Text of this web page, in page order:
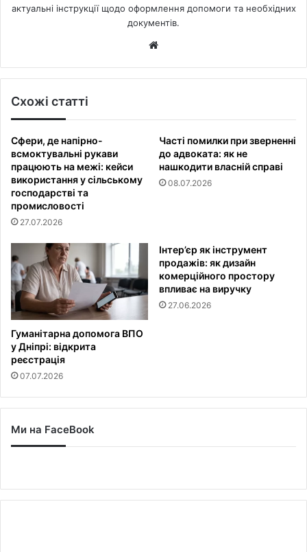
актуальні інструкції щодо оформлення допомоги та необхідних
документів.
Схожі статті
Сфери, де напірно-
всмоктувальні рукави
працюють на межі: кейси
використання у сільському
господарстві та
промисловості
27.07.2026
Часті помилки при зверненні
до адвоката: як не
нашкодити власній справі
08.07.2026
Гуманітарна допомога ВПО
у Дніпрі: відкрита
реєстрація
07.07.2026
Інтер’єр як інструмент
продажів: як дизайн
комерційного простору
впливає на виручку
27.06.2026
Ми на FaceBook